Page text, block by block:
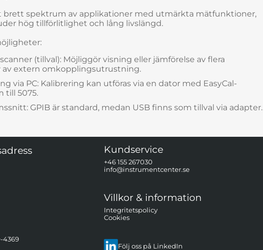
spektrum av applikationer med utmärkta mätfunktioner,
hög tillförlitlighet och lång livslängd.
(tillval): Möjliggör visning eller jämförelse av flera
av extern omkopplingsutrustning.
via PC: Kalibrering kan utföras via en dator med EasyCal-
till 5075.
GPIB är standard, medan USB finns som tillval via adapter.
4369
Kundservice
+46 155 267030
info@instrumentcenter.se
Villkor & information
Integritetspolicy
Cookies
Följ oss på LinkedIn